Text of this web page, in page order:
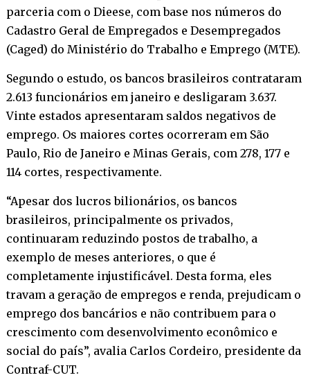
parceria com o Dieese, com base nos números do
Cadastro Geral de Empregados e Desempregados
(Caged) do Ministério do Trabalho e Emprego (MTE).
Segundo o estudo, os bancos brasileiros contrataram
2.613 funcionários em janeiro e desligaram 3.637.
Vinte estados apresentaram saldos negativos de
emprego. Os maiores cortes ocorreram em São
Paulo, Rio de Janeiro e Minas Gerais, com 278, 177 e
114 cortes, respectivamente.
“Apesar dos lucros bilionários, os bancos
brasileiros, principalmente os privados,
continuaram reduzindo postos de trabalho, a
exemplo de meses anteriores, o que é
completamente injustificável. Desta forma, eles
travam a geração de empregos e renda, prejudicam o
emprego dos bancários e não contribuem para o
crescimento com desenvolvimento econômico e
social do país”, avalia Carlos Cordeiro, presidente da
Contraf-CUT.